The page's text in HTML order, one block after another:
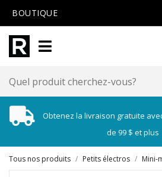
BOUTIQUE
Obtenez la livraison gratuite
de 99 $ et plus
Tous nos produits / Petits électros / Mini-